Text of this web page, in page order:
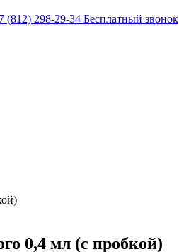
(812) 298-29-34 Бесплатный звонок
0,4 мл (с пробкой)